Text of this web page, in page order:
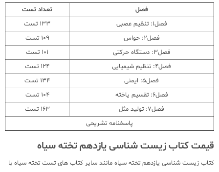
فصل
تعداد تست
فصل1: تنظیم عصبی
133 تست
فصل2: حواس
109 تست
فصل3: دستگاه حرکتی
101 تست
فصل4: تنظیم شیمیایی
124 تست
فصل5: ایمنی
134 تست
فصل6: تقسیم یاخته
104 تست
فصل7: تولید مثل
163 تست
پاسخنامه تشریحی
قیمت کتاب زیست شناسی یازدهم تخته سیاه
کتاب زیست شناسی یازدهم تخته سیاه مانند سایر کتاب های تست تخته سیاه با